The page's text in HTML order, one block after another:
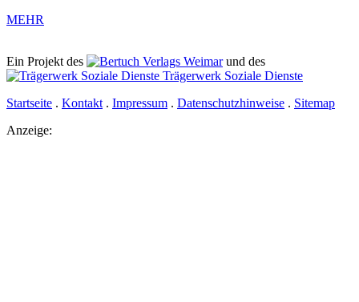
MEHR
Ein Projekt des Verlags Weimarund des
Trägerwerk Soziale Dienste
Startseite . Kontakt . Impressum . Datenschutzhinweise . Sitemap
Anzeige: